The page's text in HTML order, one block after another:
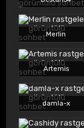
Merlin
Artemis
damla-x